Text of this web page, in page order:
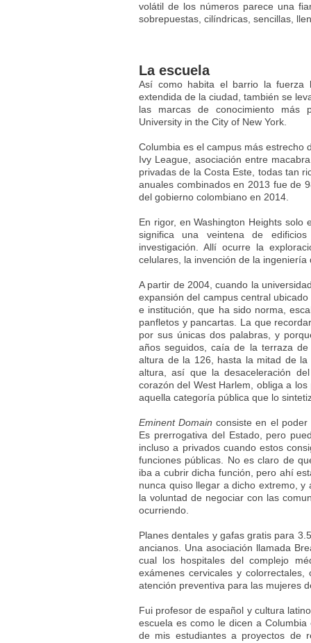
volátil de los números parece una
sobrepuestas, cilíndricas, sencillas,
La escuela
Así como habita el barrio la fuerza
extendida de la ciudad, también se
las marcas de conocimiento más
University in the City of New York.
Columbia es el campus más estrecho
Ivy League, asociación entre
privadas de la Costa Este, todas tan
anuales combinados en 2013 fue de
del gobierno colombiano en 2014.
En rigor, en Washington Heights
significa una veintena de
investigación. Allí ocurre la
celulares, la invención de la ingeniería
A partir de 2004, cuando la
expansión del campus central
e institución, que ha sido norma,
panfletos y pancartas. La que
por sus únicas dos palabras, y
años seguidos, caía de la terraza
altura de la 126, hasta la mitad de
altura, así que la desaceleración
corazón del West Harlem, obliga a
aquella categoría pública que lo
Eminent Domain consiste en el
Es prerrogativa del Estado, pero
incluso a privados cuando estos
funciones públicas. No es claro de
iba a cubrir dicha función, pero ahí
nunca quiso llegar a dicho extremo,
la voluntad de negociar con las
ocurriendo.
Planes dentales y gafas gratis para
ancianos. Una asociación llamada
cual los hospitales del complejo
exámenes cervicales y
atención preventiva para las mujeres
Fui profesor de español y cultura
escuela es como le dicen a
de mis estudiantes a proyectos de